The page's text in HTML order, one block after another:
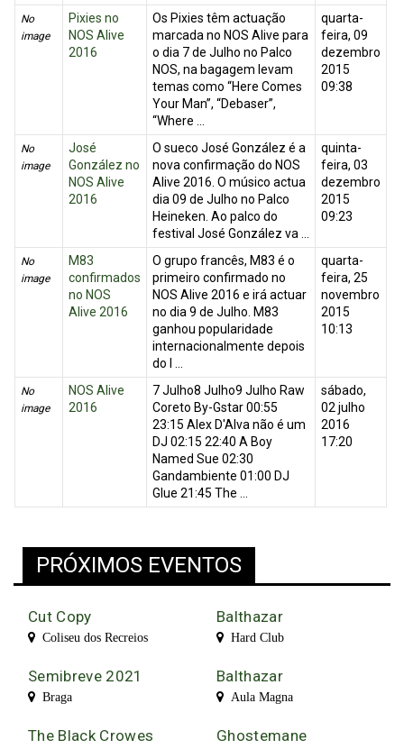
No
image
Pixies no
NOS Alive
2016
Os Pixies têm actuação
marcada no NOS Alive para
o dia 7 de Julho no Palco
NOS, na bagagem levam
temas como “Here Comes
Your Man”, “Debaser”,
“Where ...
quarta-
feira, 09
dezembro
2015
09:38
No
image
José
González no
NOS Alive
2016
O sueco José González é a
nova confirmação do NOS
Alive 2016. O músico actua
dia 09 de Julho no Palco
Heineken. Ao palco do
festival José González va ...
quinta-
feira, 03
dezembro
2015
09:23
No
image
M83
confirmados
no NOS
Alive 2016
O grupo francês, M83 é o
primeiro confirmado no
NOS Alive 2016 e irá actuar
no dia 9 de Julho. M83
ganhou popularidade
internacionalmente depois
do l ...
quarta-
feira, 25
novembro
2015
10:13
No
image
NOS Alive
2016
7 Julho8 Julho9 Julho Raw
Coreto By-Gstar 00:55
23:15 Alex D'Alva não é um
DJ 02:15 22:40 A Boy
Named Sue 02:30
Gandambiente 01:00 DJ
Glue 21:45 The ...
sábado,
02 julho
2016
17:20
PRÓXIMOS EVENTOS
Cut Copy
Coliseu dos Recreios
Balthazar
Hard Club
Semibreve 2021
Braga
Balthazar
Aula Magna
The Black Crowes Ghostemane